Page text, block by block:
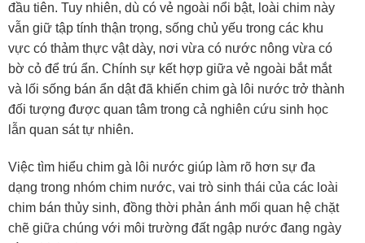
đầu tiên. Tuy nhiên, dù có vẻ ngoài nổi bật, loài chim này
vẫn giữ tập tính thận trọng, sống chủ yếu trong các khu
vực có thảm thực vật dày, nơi vừa có nước nông vừa có
bờ cỏ để trú ẩn. Chính sự kết hợp giữa vẻ ngoài bắt mắt
và lối sống bán ẩn dật đã khiến chim gà lôi nước trở thành
đối tượng được quan tâm trong cả nghiên cứu sinh học
lẫn quan sát tự nhiên.
Việc tìm hiểu chim gà lôi nước giúp làm rõ hơn sự đa
dạng trong nhóm chim nước, vai trò sinh thái của các loài
chim bán thủy sinh, đồng thời phản ánh mối quan hệ chặt
chẽ giữa chúng với môi trường đất ngập nước đang ngày